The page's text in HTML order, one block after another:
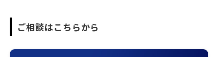
ご相談はこちらから